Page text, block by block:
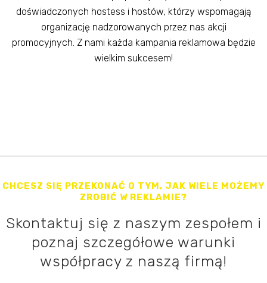
doświadczonych hostess i hostów, którzy wspomagają
organizację nadzorowanych przez nas akcji
promocyjnych. Z nami każda kampania reklamowa będzie
wielkim sukcesem!
CHCESZ SIĘ PRZEKONAĆ O TYM, JAK WIELE MOŻEMY
ZROBIĆ W REKLAMIE?
Skontaktuj się z naszym zespołem i
poznaj szczegółowe warunki
współpracy z naszą firmą!